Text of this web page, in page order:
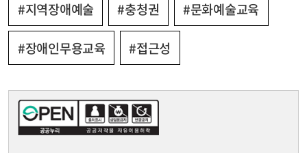
#지역장애예술 #충청권 #문화예술교육
#장애인무용교육 #접근성